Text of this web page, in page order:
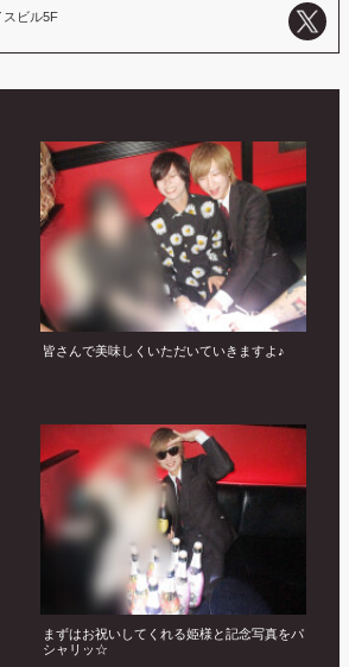
スビル5F
皆さんで美味しくいただいていきますよ♪
まずはお祝いしてくれる姫様と記念写真をパ
シャリッ☆